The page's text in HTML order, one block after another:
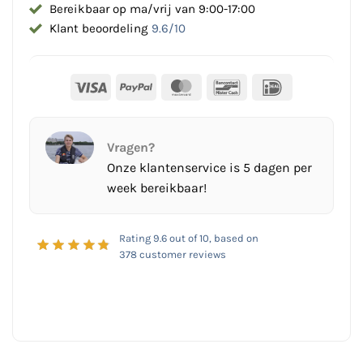
Bereikbaar op ma/vrij van 9:00-17:00
Klant beoordeling 9.6/10
Visa PayPal MasterCardBancontact
Vragen?
Onze klantenservice is 5 dagen per
week bereikbaar!
Rating 9.6out of 10, based on
378customer reviews